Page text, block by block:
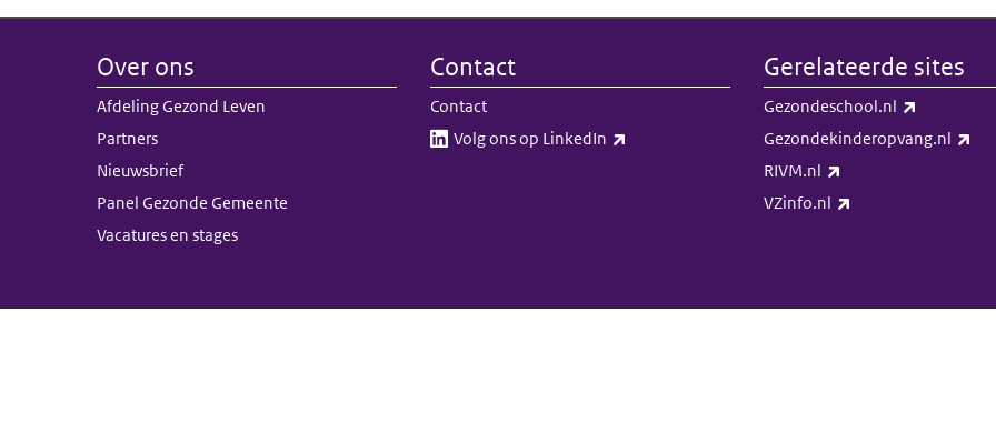
Over ons
Afdeling Gezond Leven
Partners
Nieuwsbrief
Panel Gezonde Gemeente
Vacatures en stages
Contact
Contact
Volg ons op LinkedIn​​
Gerelateerde sites
Gezondeschool.nl
Gezondekinderopvang.nl
RIVM.nl
VZinfo.nl